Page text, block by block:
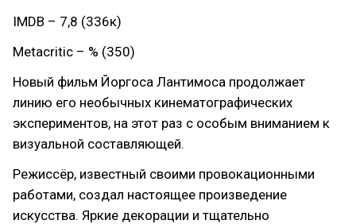
IMDB – 7,8 (336к)
Metacritic – % (350)
Новый фильм Йоргоса Лантимоса продолжает
линию его необычных кинематографических
экспериментов, на этот раз с особым вниманием к
визуальной составляющей.
Режиссёр, известный своими провокационными
работами, создал настоящее произведение
искусства. Яркие декорации и тщательно